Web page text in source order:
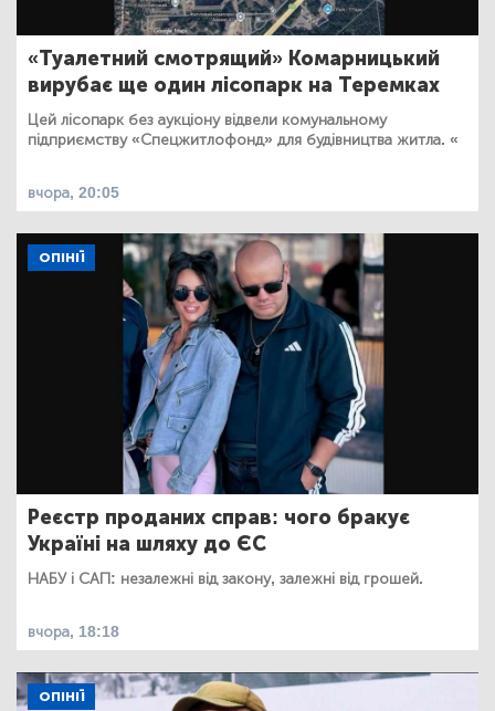
«Туалетний смотрящий» Комарницький
вирубає ще один лісопарк на Теремках
Цей лісопарк без аукціону відвели комунальному
підприємству «Спецжитлофонд» для будівництва житла. «
вчора, 20:05
ОПІНІЇ
Реєстр проданих справ: чого бракує
Україні на шляху до ЄС
НАБУ і САП: незалежні від закону, залежні від грошей.
вчора, 18:18
ОПІНІЇ